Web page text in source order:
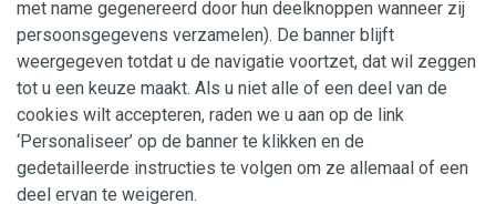
met name gegenereerd door hun deelknoppen wanneer zij
persoonsgegevens verzamelen). De banner blijft
weergegeven totdat u de navigatie voortzet, dat wil zeggen
tot u een keuze maakt. Als u niet alle of een deel van de
cookies wilt accepteren, raden we u aan op de link
‘Personaliseer’ op de banner te klikken en de
gedetailleerde instructies te volgen om ze allemaal of een
deel ervan te weigeren.